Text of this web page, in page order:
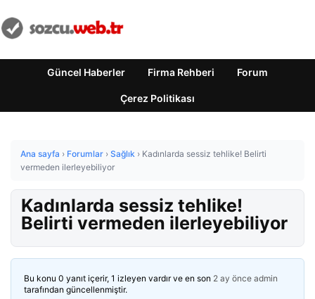
Güncel Haberler Firma Rehberi Forum
Çerez Politikası
Ana sayfa › Forumlar › Sağlık › Kadınlarda sessiz tehlike! Belirti
vermeden ilerleyebiliyor
Kadınlarda sessiz tehlike!
Belirti vermeden ilerleyebiliyor
Bu konu 0 yanıt içerir, 1 izleyen vardır ve en son 2 ay önce admin
tarafından güncellenmiştir.